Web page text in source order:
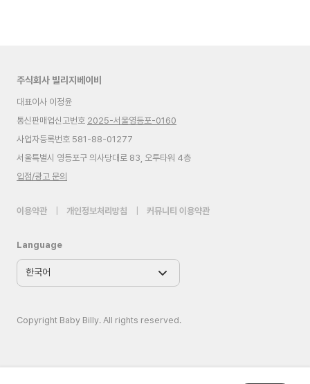
주식회사 빌리지베이비
대표이사 이정윤
통신판매업신고번호 2025-서울영등포-0160
사업자등록번호 581-88-01277
서울특별시 영등포구 의사당대로 83, 오투타워 4층
입점/광고 문의
이용약관 개인정보처리방침 커뮤니티 이용약관
Language
Copyright Baby Billy. All rights reserved.